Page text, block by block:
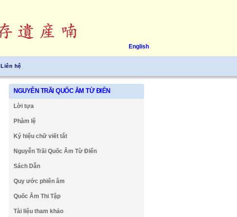
English
Liên hệ
NGUYỄN TRÃI QUỐC ÂM TỪ ĐIỂN
Lời tựa
Phàm lệ
Ký hiệu chữ viết tắt
Nguyễn Trãi Quốc Âm Từ Điển
Sách Dẫn
Quy ước phiên âm
Quốc Âm Thi Tập
Tài liệu tham khảo